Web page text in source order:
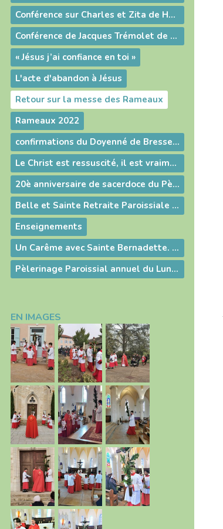
Conférence sur Charles et Zita de Habsbourg
Conférence de Jacques Trémolet de Villers
« Jésus j’ai confiance en toi »
L'acte d'abandon à Jésus
Retour sur la messe des Rameaux
Rameaux 2022
confirmations du Doyenné de Bresse à Grièges
Le Christ est ressuscité, il est vraiment ressuscité
20è anniversaire de sacerdoce du Père Olivier BARNAY
Belle et Sainte Retraite Paroissiale - Eclat d'une humilité remarquable - Sainte Bernadette avec nous à Pont de Veyle 18 & 19 Mars 2023
Enseignements
Un Carême avec Sainte Bernadette. Un nouveau regard sur Lourdes
Pèlerinage Paroissial annuel du Lundi de Pentecôte
EN IMAGES